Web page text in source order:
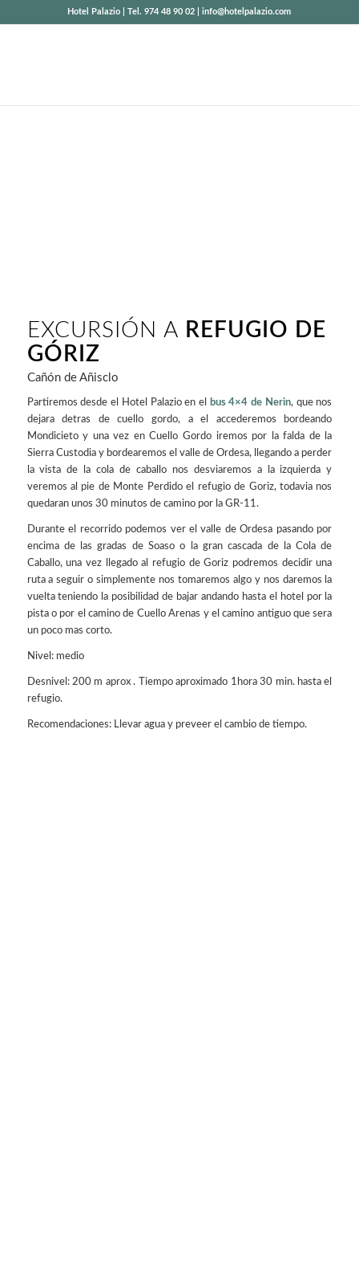
Hotel Palazio | Tel. 974 48 90 02 | info@hotelpalazio.com
EXCURSIÓN A REFUGIO DE
GÓRIZ
Cañón de Añisclo
Partiremos desde el Hotel Palazio en el bus 4×4 de Nerin, que nos
dejara detras de cuello gordo, a el accederemos bordeando
Mondicieto y una vez en Cuello Gordo iremos por la falda de la
Sierra Custodia y bordearemos el valle de Ordesa, llegando a perder
la vista de la cola de caballo nos desviaremos a la izquierda y
veremos al pie de Monte Perdido el refugio de Goriz, todavia nos
quedaran unos 30 minutos de camino por la GR-11.
Durante el recorrido podemos ver el valle de Ordesa pasando por
encima de las gradas de Soaso o la gran cascada de la Cola de
Caballo, una vez llegado al refugio de Goriz podremos decidir una
ruta a seguir o simplemente nos tomaremos algo y nos daremos la
vuelta teniendo la posibilidad de bajar andando hasta el hotel por la
pista o por el camino de Cuello Arenas y el camino antiguo que sera
un poco mas corto.
Nivel: medio
Desnivel: 200 m aprox . Tiempo aproximado 1hora 30 min. hasta el
refugio.
Recomendaciones: Llevar agua y preveer el cambio de tiempo.